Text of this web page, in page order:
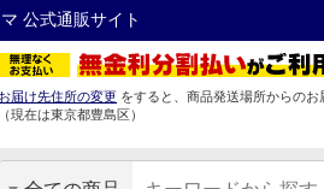
公式通販サイト
お届け先住所の変更 をすると、商品発送場所からのお
（現在は東京都豊島区）